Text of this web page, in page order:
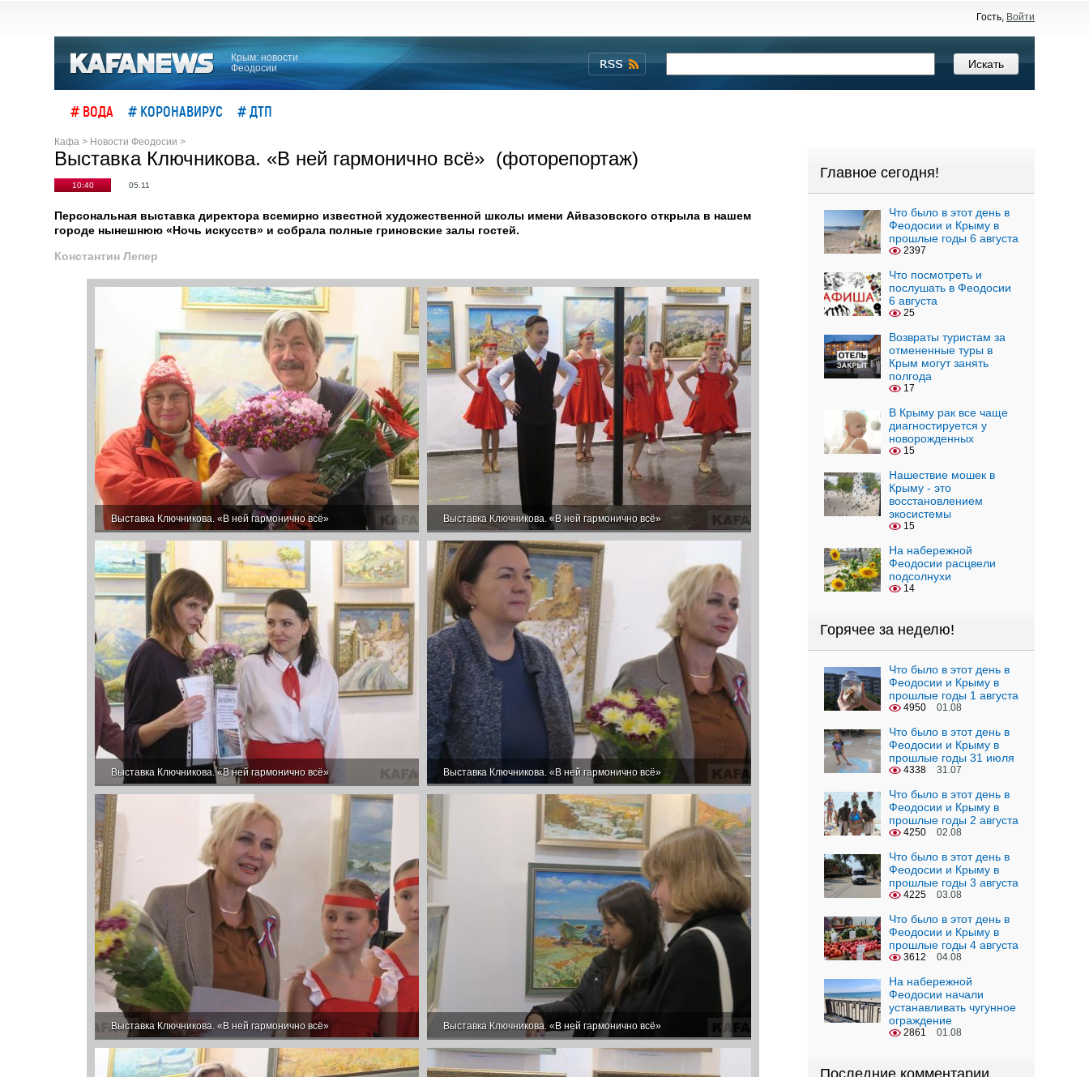
Гость, Войти
Крым: новости
Феодосии
# ВОДА # КОРОНАВИРУС # ДТП
Кафа > Новости Феодосии >
Выставка Ключникова. «В ней гармонично всё» (фоторепортаж)
10:40 05.11
Персональная выставка директора всемирно известной художественной школы имени Айвазовского открыла в нашем
городе нынешнюю «Ночь искусств» и собрала полные гриновские залы гостей.
Константин Лепер
Выставка Ключникова. «В ней гармонично всё» Выставка Ключникова. «В ней гармонично всё»
Выставка Ключникова. «В ней гармонично всё» Выставка Ключникова. «В ней гармонично всё»
Выставка Ключникова. «В ней гармонично всё» Выставка Ключникова. «В ней гармонично всё»
Главное сегодня!
Что было в этот день в
Феодосии и Крыму в
прошлые годы 6 августа
2397
Что посмотреть и
послушать в Феодосии
6 августа
25
Возвраты туристам за
отмененные туры в
Крым могут занять
полгода
17
В Крыму рак все чаще
диагностируется у
новорожденных
15
Нашествие мошек в
Крыму - это
восстановлением
экосистемы
15
На набережной
Феодосии расцвели
подсолнухи
14
Горячее за неделю!
Что было в этот день в
Феодосии и Крыму в
прошлые годы 1 августа
4950 01.08
Что было в этот день в
Феодосии и Крыму в
прошлые годы 31 июля
4338 31.07
Что было в этот день в
Феодосии и Крыму в
прошлые годы 2 августа
4250 02.08
Что было в этот день в
Феодосии и Крыму в
прошлые годы 3 августа
4225 03.08
Что было в этот день в
Феодосии и Крыму в
прошлые годы 4 августа
3612 04.08
На набережной
Феодосии начали
устанавливать чугунное
ограждение
2861 01.08
Последние комментарии